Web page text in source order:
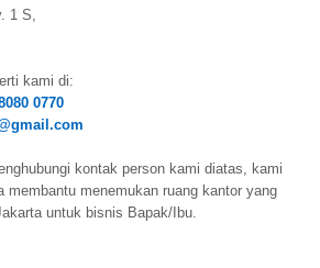
1 S,
kami di:
0770
kontak person kami diatas, kami
membantu menemukan ruang kantor yang
untuk bisnis Bapak/Ibu.